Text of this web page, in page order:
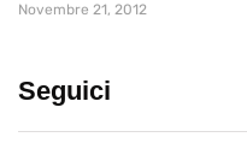
Novembre 21, 2012
Seguici